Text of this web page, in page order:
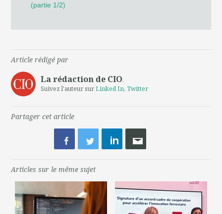
(partie 1/2)
Article rédigé par
La rédaction de CIO,
Suivez l'auteur surLinked In,Twitter
Partager cet article
Articles sur le même sujet